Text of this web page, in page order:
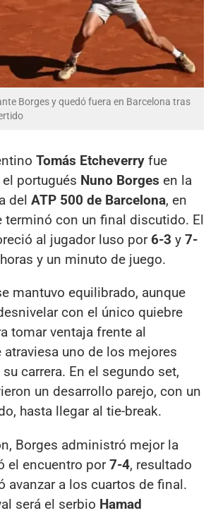
Borges y quedó fuera en Barcelona tras
Tomás Etcheverry fue
portugués Nuno Borges en la
del ATP 500 de Barcelona, en
terminó con un final discutido. El
al jugador luso por 6-3 y 7-
y un minuto de juego.
mantuvo equilibrado, aunque
con el único quiebre
tomar ventaja frente al
atraviesa uno de los mejores
carrera. En el segundo set,
un desarrollo parejo, con un
hasta llegar al tie-break.
Borges administró mejor la
el encuentro por7-4, resultado
avanzar a los cuartos de final.
será el serbio Hamad